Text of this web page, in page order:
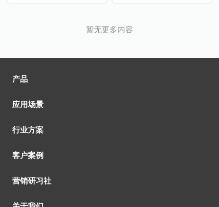
暂无更多内容
产品
应用场景
行业方案
客户案例
营销研习社